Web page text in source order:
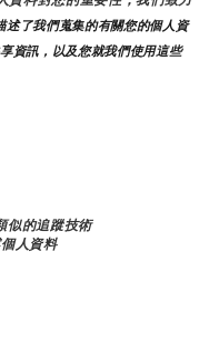
述了我們蒐集的有關您的個人資
資訊，以及您就我們使用這些
似的追蹤技術
人資料